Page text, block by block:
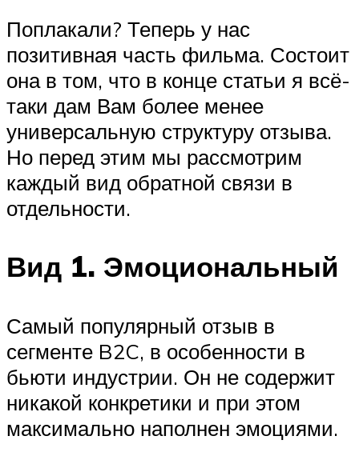
Поплакали? Теперь у нас
позитивная часть фильма. Состоит
она в том, что в конце статьи я всё-
таки дам Вам более менее
универсальную структуру отзыва.
Но перед этим мы рассмотрим
каждый вид обратной связи в
отдельности.
Вид 1. Эмоциональный
Самый популярный отзыв в
сегменте B2C, в особенности в
бьюти индустрии. Он не содержит
никакой конкретики и при этом
максимально наполнен эмоциями.